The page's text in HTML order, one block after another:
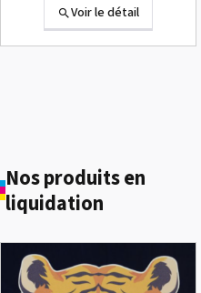
Voir le détail
Voir le détail
ROLAND DG VersaArt RE-640 /
OCCASION
Nos produits en
liquidation